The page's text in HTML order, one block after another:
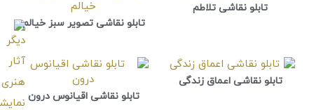
تابلو نقاشی تلاطم
تابلو نقاشی تصویر سبز خیالم
تابلو نقاشی اعماق زندگی
تابلو نقاشی اقیانوس درون